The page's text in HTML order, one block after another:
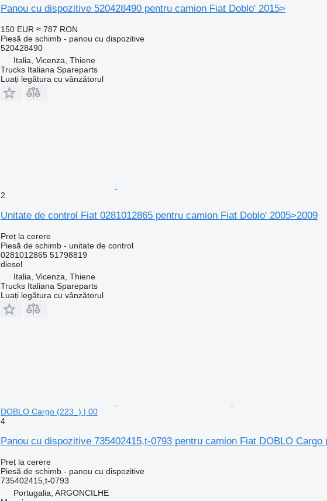
Panou cu dispozitive 520428490 pentru camion Fiat Doblo' 2015>
150 EUR ≈ 787 RON
Piesă de schimb - panou cu dispozitive
520428490
Italia, Vicenza, Thiene
Trucks Italiana Spareparts
Luați legătura cu vânzătorul
2
Unitate de control Fiat 0281012865 pentru camion Fiat Doblo' 2005>2009
Preț la cerere
Piesă de schimb - unitate de control
0281012865 51798819
diesel
Italia, Vicenza, Thiene
Trucks Italiana Spareparts
Luați legătura cu vânzătorul
DOBLO Cargo (223_) | 00
4
Panou cu dispozitive 735402415,t-0793 pentru camion Fiat DOBLO Cargo
Preț la cerere
Piesă de schimb - panou cu dispozitive
735402415,t-0793
Portugalia, ARGONCILHE